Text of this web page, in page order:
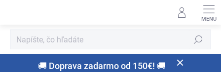
🚚 Doprava zadarmo od 150€! 🚚
Hľadať